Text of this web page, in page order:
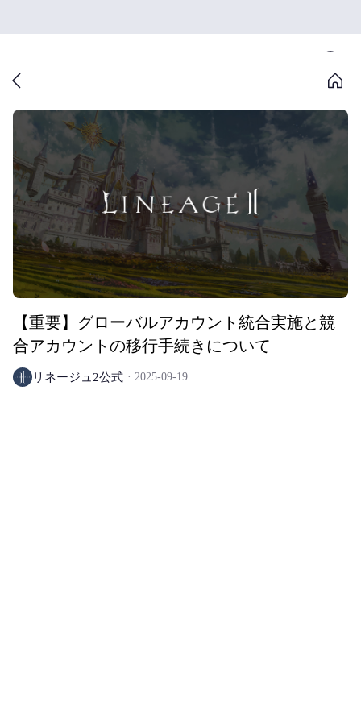
【重要】グローバルアカウント統合実施と競
合アカウントの移行手続きについて
リネージュ2公式 2025-09-19